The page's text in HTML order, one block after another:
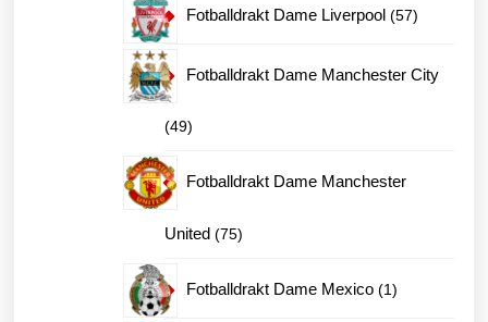
Fotballdrakt Dame Liverpool 5757
Fotballdrakt Dame Manchester City
4949
produkter
Fotballdrakt Dame Manchester
United 7575
Fotballdrakt Dame Mexico 11